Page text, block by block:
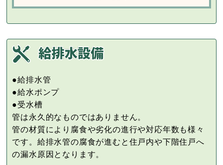
●給排水管
●給水ポンプ
●受水槽
管は永久的なものではありません。
管の材質により腐食や劣化の進行や対応年数も様々
です。給排水管の腐食が進むと住戸内や下階住戸へ
の漏水原因となります。